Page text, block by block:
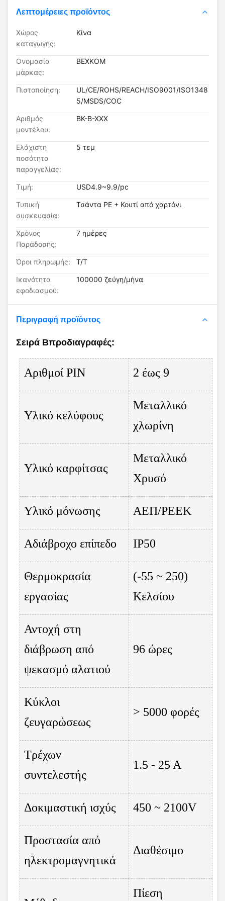
Λεπτομέρειες προϊόντος
Χώρος
καταγωγής:
Κίνα
Ονομασία
μάρκας:
BEXKOM
Πιστοποίηση:
UL/CE/ROHS/REACH/ISO9001/ISO1348
5/MSDS/COC
Αριθμός
μοντέλου:
ΒΚ-Β-ΧΧΧ
Ελάχιστη
ποσότητα
παραγγελίας:
5 τεμ
Τιμή: USD4.9~9.9/pc
Τυπική
συσκευασία:
Τσάντα PE + Κουτί από χαρτόνι
Χρόνος
Παράδοσης:
7 ημέρες
Όροι πληρωμής: T/T
Ικανότητα
εφοδιασμού:
100000 ζεύγη/μήνα
Περιγραφή προϊόντος
Σειρά Βπροδιαγραφές:
Αριθμοί PIN 2 έως 9
Υλικό κελύφους
Μεταλλικό
χλωρίνη
Υλικό καρφίτσας
Μεταλλικό
Χρυσό
Υλικό μόνωσης ΑΕΠ/PEEK
Αδιάβροχο επίπεδο IP50
Θερμοκρασία
εργασίας
(-55 ~ 250)
Κελσίου
Αντοχή στη
διάβρωση από
ψεκασμό αλατιού
96 ώρες
Κύκλοι
ζευγαρώσεως
> 5000 φορές
Τρέχων
συντελεστής
1.5 - 25 Α
Δοκιμαστική ισχύς 450 ~ 2100V
Προστασία από
ηλεκτρομαγνητικά
Διαθέσιμο
Πίεση